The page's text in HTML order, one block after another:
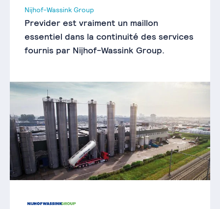
Nijhof-Wassink Group
Previder est vraiment un maillon
essentiel dans la continuité des services
fournis par Nijhof-Wassink Group.